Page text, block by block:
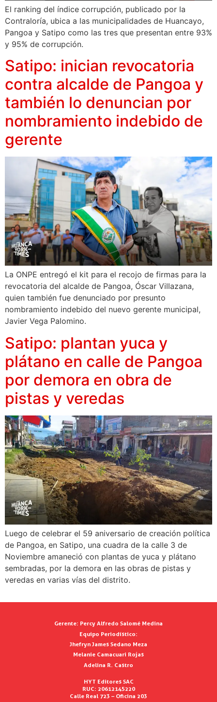
El ranking del índice corrupción, publicado por la
Contraloría, ubica a las municipalidades de Huancayo,
Pangoa y Satipo como las tres que presentan entre 93%
y 95% de corrupción.
Satipo: inician revocatoria
contra alcalde de Pangoa y
también lo denuncian por
nombramiento indebido de
gerente
La ONPE entregó el kit para el recojo de firmas para la
revocatoria del alcalde de Pangoa, Óscar Villazana,
quien también fue denunciado por presunto
nombramiento indebido del nuevo gerente municipal,
Javier Vega Palomino.
Satipo: plantan yuca y
plátano en calle de Pangoa
por demora en obra de
pistas y veredas
Luego de celebrar el 59 aniversario de creación política
de Pangoa, en Satipo, una cuadra de la calle 3 de
Noviembre amaneció con plantas de yuca y plátano
sembradas, por la demora en las obras de pistas y
veredas en varias vías del distrito.
Gerente: Percy Alfredo Salomé Medina
Equipo Periodístico:
Jhefryn James Sedano Meza
Melanie Camacuari Rojas
Adelina R. Castro
HYT Editores SAC
RUC: 20612145220
Calle Real 723 – Oficina 203